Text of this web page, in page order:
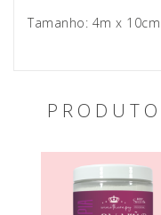
Tamanho: 4m x 10cm